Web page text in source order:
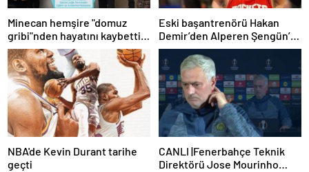
Minecan hemşire "domuz
gribi"nden hayatını kaybetti –
Haberler | Sağlık Haberleri
Eski başantrenörü Hakan
Demir’den Alperen Şengün’e
övgü
NBA'de Kevin Durant tarihe
geçti
CANLI |Fenerbahçe Teknik
Direktörü Jose Mourinho